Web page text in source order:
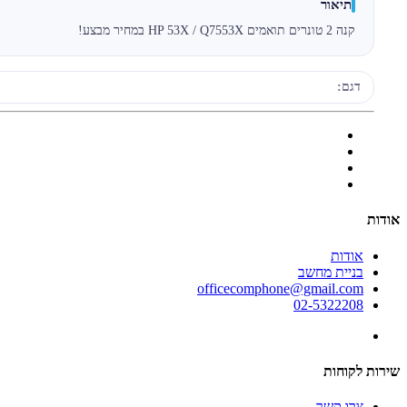
תיאור
קנה 2 טונרים תואמים HP 53X / Q7553X במחיר מבצע!
דגם:
אודות
אודות
בניית מחשב
officecomphone@gmail.com
02-5322208
שירות לקוחות